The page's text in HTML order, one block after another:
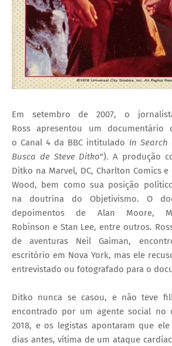
Em setembro de 2007, o
Ross apresentou um documentário
o Canal 4 da BBC intitulado In Search
Busca de Steve Ditko"). A produção
Ditko na Marvel, DC, Charlton Comics e
Wood, bem como sua posição
na doutrina do Objetivismo. O
depoimentos de Alan Moore,
Robinson e Stan Lee, entre outros.
de aventuras Neil Gaiman,
escritório em Nova York, mas ele
entrevistado ou fotografado para o
Ditko nunca se casou, e não teve
encontrado por um agente social no
2018, e os legistas apontaram que
dias antes, vítima de um ataque